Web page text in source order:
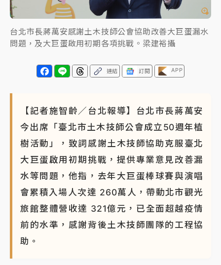
父親節泡湯了！中颱白海豚雨彈轟3天 「紅到發紫」降
雨熱區曝
台北市長蔣萬安感謝土木技師公會協助改善大巨蛋漏水
問題，及大巨蛋啟用初期各項挑戰。梁建裕攝
連結 訂閱 APP
【記者施智齡／台北報導】台北市長蔣萬安
今出席「臺北市土木技師公會成立50週年植
樹活動」，致詞感謝土木技師協助克服臺北
大巨蛋啟用初期挑戰，提供專業意見改善漏
水等問題，他指，去年大巨蛋棒球賽與演唱
會累積入場人次達 260萬人，帶動北市觀光
旅館整體營收達 321億元，已全面超越疫情
前的水準，感謝背後土木技師團隊的工程協
助。